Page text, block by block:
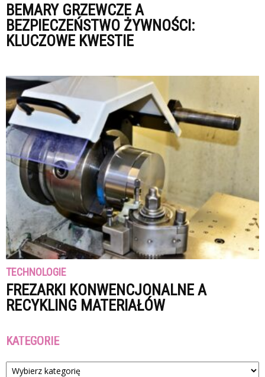
BEMARY GRZEWCZE A
BEZPIECZEŃSTWO ŻYWNOŚCI:
KLUCZOWE KWESTIE
TECHNOLOGIE
FREZARKI KONWENCJONALNE A
RECYKLING MATERIAŁÓW
KATEGORIE
Kategorie